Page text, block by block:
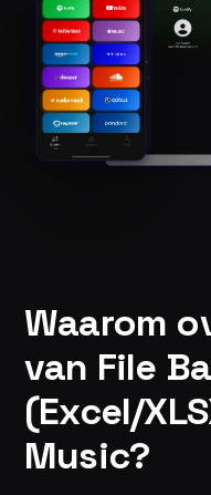
Waarom
van File
(Excel/
Music?